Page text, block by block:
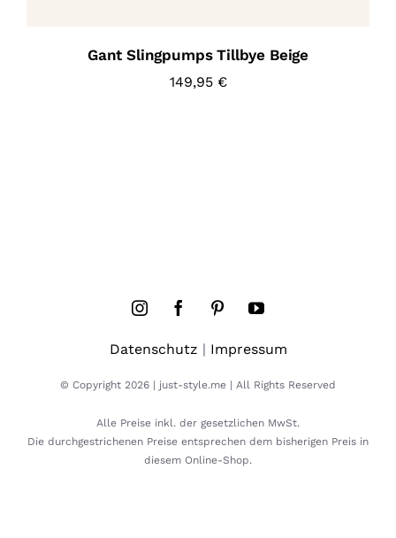
Gant Slingpumps Tillbye Beige
149,95 €
Datenschutz | Impressum
© Copyright 2026 | just-style.me | All Rights Reserved
Alle Preise inkl. der gesetzlichen MwSt.
Die durchgestrichenen Preise entsprechen dem bisherigen Preis in
diesem Online-Shop.